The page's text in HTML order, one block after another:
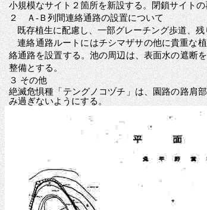
小規模なサイト２箇所を新設する。閉鎖サイト
２ Ａ‐Ｂ列間連絡通路の設置について
既存植生に配慮し、一部グレーチング歩道、
連絡通路ルートにはチシマザサの他に貴重な
絡通路を設置する。池の周辺は、表面水の遮断
整備とする。
３ その他
絶滅危惧種「テングノコヅチ」は、園路の路肩
み過ぎないようにする。